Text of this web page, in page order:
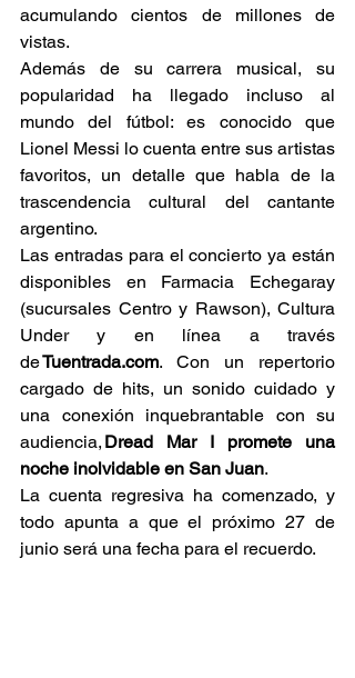
acumulando cientos de millones de
vistas.
Además de su carrera musical, su
popularidad ha llegado incluso al
mundo del fútbol: es conocido que
Lionel Messi lo cuenta entre sus artistas
favoritos, un detalle que habla de la
trascendencia cultural del cantante
argentino.
Las entradas para el concierto ya están
disponibles en Farmacia Echegaray
(sucursales Centro y Rawson), Cultura
Under y en línea a través
de Tuentrada.com. Con un repertorio
cargado de hits, un sonido cuidado y
una conexión inquebrantable con su
audiencia, Dread Mar I promete una
noche inolvidable en San Juan.
La cuenta regresiva ha comenzado, y
todo apunta a que el próximo 27 de
junio será una fecha para el recuerdo.